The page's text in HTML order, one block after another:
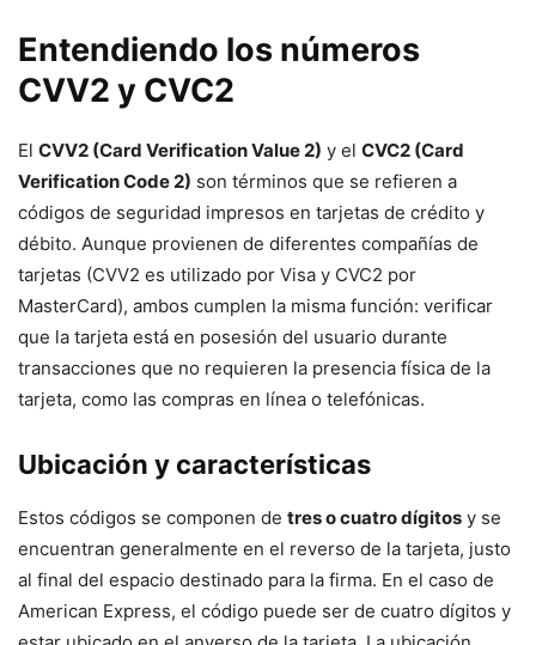
Entendiendo los números
CVV2 y CVC2
El CVV2 (Card Verification Value 2) y el CVC2 (Card
Verification Code 2) son términos que se refieren a
códigos de seguridad impresos en tarjetas de crédito y
débito. Aunque provienen de diferentes compañías de
tarjetas (CVV2 es utilizado por Visa y CVC2 por
MasterCard), ambos cumplen la misma función: verificar
que la tarjeta está en posesión del usuario durante
transacciones que no requieren la presencia física de la
tarjeta, como las compras en línea o telefónicas.
Ubicación y características
Estos códigos se componen de tres o cuatro dígitos y se
encuentran generalmente en el reverso de la tarjeta, justo
al final del espacio destinado para la firma. En el caso de
American Express, el código puede ser de cuatro dígitos y